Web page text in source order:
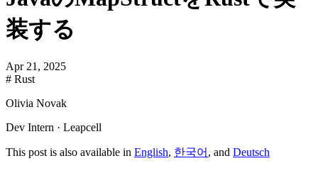
装する
Apr 21, 2025
# Rust
Olivia Novak
Dev Intern · Leapcell
This post is also available in English, 한국어 , and Deutsch